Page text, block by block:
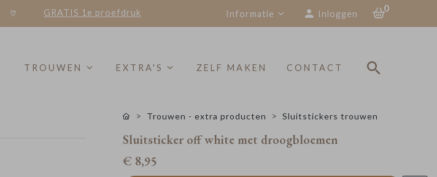
GRATIS 1e proefdruk Informatie Inloggen
0
TROUWEN EXTRA'S ZELF MAKEN CONTACT
Trouwen - extra producten Sluitstickers trouwen
Sluitsticker off white met droogbloemen
€ 8,95